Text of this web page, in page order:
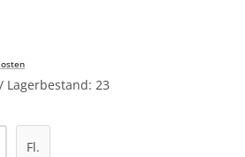
Lagerbestand: 23
Gib den gewünschten
Fl.